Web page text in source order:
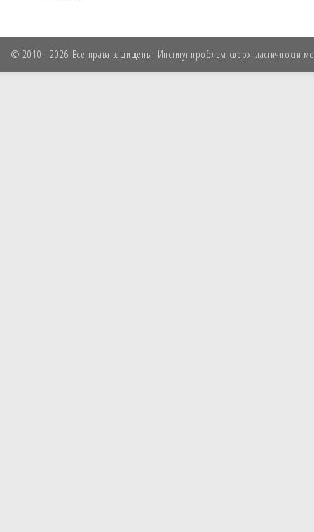
© 2010 - 2026 Все права защищены. Институт проблем сверхпластичности